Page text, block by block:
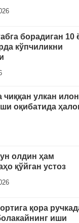
борадиган 10
кўпчиликни
чиққан улкан илон
оқибатида
олдин ҳам
қўйган устоз
қора
иши